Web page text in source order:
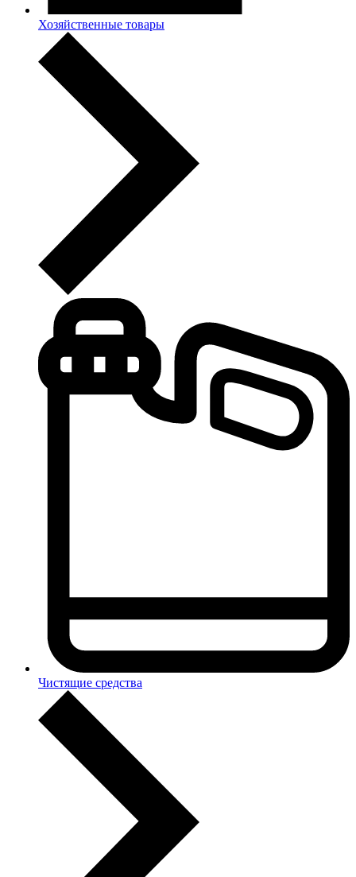
Хозяйственные товары
Чистящие средства